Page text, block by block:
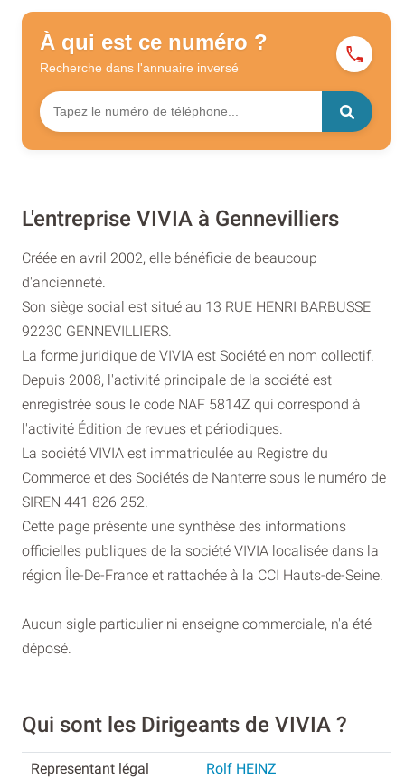
À qui est ce numéro ?
Recherche dans l'annuaire inversé
L'entreprise VIVIA à Gennevilliers
Créée en avril 2002, elle bénéficie de beaucoup
d'ancienneté.
Son siège social est situé au 13 RUE HENRI BARBUSSE
92230 GENNEVILLIERS.
La forme juridique de VIVIA est Société en nom collectif.
Depuis 2008, l'activité principale de la société est
enregistrée sous le code NAF 5814Z qui correspond à
l'activité Édition de revues et périodiques.
La société VIVIA est immatriculée au Registre du
Commerce et des Sociétés de Nanterre sous le numéro de
SIREN 441 826 252.
Cette page présente une synthèse des informations
officielles publiques de la société VIVIA localisée dans la
région Île-De-France et rattachée à la CCI Hauts-de-Seine.
Aucun sigle particulier ni enseigne commerciale, n'a été
déposé.
Qui sont les Dirigeants de VIVIA ?
Rolf HEINZ